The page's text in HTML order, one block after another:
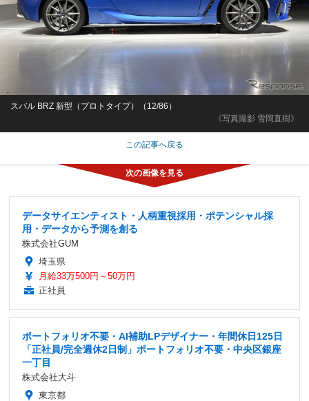
《写真撮影 雪岡直樹》
スバル BRZ 新型（プロトタイプ）（12/86）
この記事へ戻る
データサイエンティスト・人柄重視採用・ポテンシャル採
用・データから予測を創る
株式会社GUM
埼玉県
月給33万500円～50万円
正社員
ポートフォリオ不要・AI補助LPデザイナー・年間休日125日
「正社員/完全週休2日制」ポートフォリオ不要・中央区銀座
一丁目
株式会社大斗
東京都